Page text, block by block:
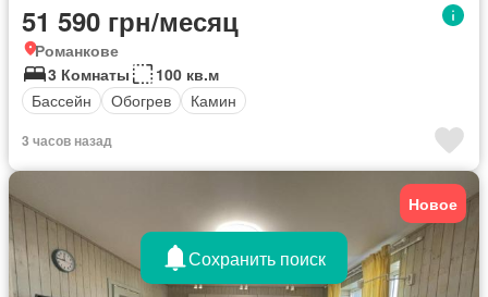
51 590 грн/месяц
Романкове
3 Комнаты
100 кв.м
Бассейн
Обогрев Камин
3 часов назад
Новое
Сохранить поиск